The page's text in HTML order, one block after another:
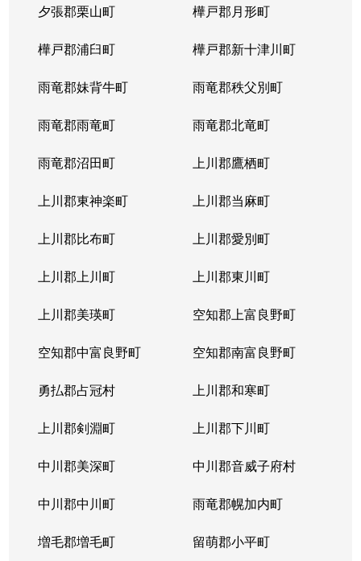
夕張郡栗山町 樺戸郡月形町
樺戸郡浦臼町 樺戸郡新十津川町
雨竜郡妹背牛町 雨竜郡秩父別町
雨竜郡雨竜町 雨竜郡北竜町
雨竜郡沼田町 上川郡鷹栖町
上川郡東神楽町 上川郡当麻町
上川郡比布町 上川郡愛別町
上川郡上川町 上川郡東川町
上川郡美瑛町 空知郡上富良野町
空知郡中富良野町 空知郡南富良野町
勇払郡占冠村 上川郡和寒町
上川郡剣淵町 上川郡下川町
中川郡美深町 中川郡音威子府村
中川郡中川町 雨竜郡幌加内町
増毛郡増毛町 留萌郡小平町